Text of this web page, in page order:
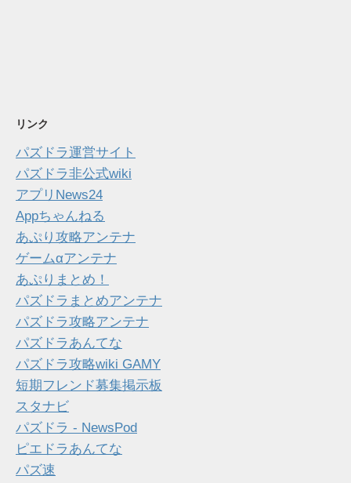
リンク
パズドラ運営サイト
パズドラ非公式wiki
アプリNews24
Appちゃんねる
あぷり攻略アンテナ
ゲームαアンテナ
あぷりまとめ！
パズドラまとめアンテナ
パズドラ攻略アンテナ
パズドラあんてな
パズドラ攻略wiki GAMY
短期フレンド募集掲示板
スタナビ
パズドラ - NewsPod
ピエドラあんてな
パズ速